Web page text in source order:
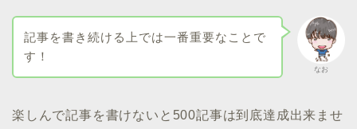
なお
記事を書き続ける上では一番重要なことで
す！
楽しんで記事を書けないと500記事は到底達成出来ませ